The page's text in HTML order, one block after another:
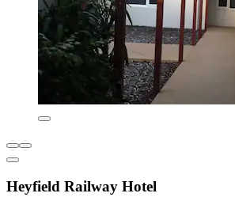
Heyfield Railway Hotel